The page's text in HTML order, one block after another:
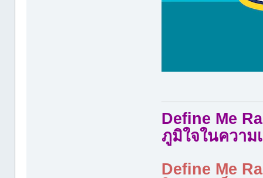
Define Me
ภูมิใจในความ
Define Me